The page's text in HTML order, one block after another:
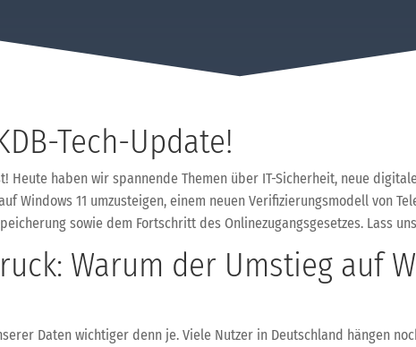
Tech-Update!
Heute haben wir spannende Themen über IT-Sicherheit, neue
Windows 11 umzusteigen, einem neuen Verifizierungsmodell von
sowie dem Fortschritt des Onlinezugangsgesetzes. Lass
Warum der Umstieg auf
Daten wichtiger denn je. Viele Nutzer in Deutschland hängen